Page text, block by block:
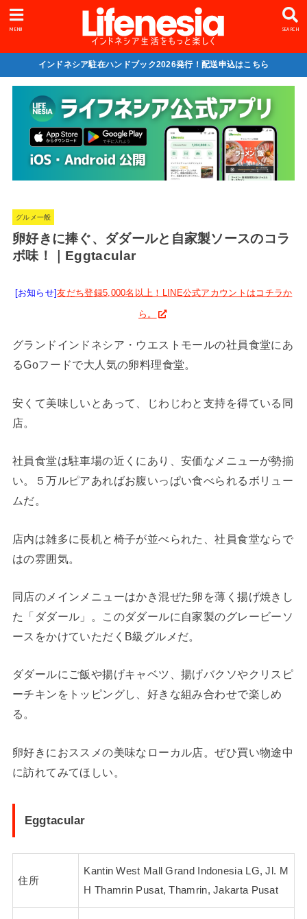
SEARCH
MENU
インドネシア駐在ハンドブック2026発行！配送申込はこちら
グルメ一般
卵好きに捧ぐ、ダダールと自家製ソースのコラ
ボ味！｜Eggtacular
[お知らせ]友だち登録5,000名以上！LINE公式アカウントはコチラか
ら。
グランドインドネシア・ウエストモールの社員食堂にあ
るGoフードで大人気の卵料理食堂。
安くて美味しいとあって、じわじわと支持を得ている同
店。
社員食堂は駐車場の近くにあり、安価なメニューが勢揃
い。５万ルピアあればお腹いっぱい食べられるボリュー
ムだ。
店内は雑多に長机と椅子が並べられた、社員食堂ならで
はの雰囲気。
同店のメインメニューはかき混ぜた卵を薄く揚げ焼きし
た「ダダール」。このダダールに自家製のグレービーソ
ースをかけていただくB級グルメだ。
ダダールにご飯や揚げキャベツ、揚げバクソやクリスピ
ーチキンをトッピングし、好きな組み合わせで楽しめ
る。
卵好きにおススメの美味なローカル店。ぜひ買い物途中
に訪れてみてほしい。
Eggtacular
住所
Kantin West Mall Grand Indonesia LG, Jl. M
H Thamrin Pusat, Thamrin, Jakarta Pusat